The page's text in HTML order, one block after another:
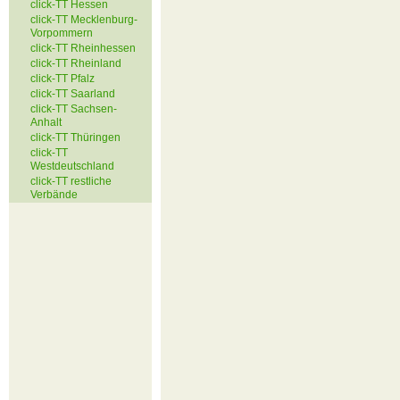
click-TT Hessen
click-TT Mecklenburg-
Vorpommern
click-TT Rheinhessen
click-TT Rheinland
click-TT Pfalz
click-TT Saarland
click-TT Sachsen-
Anhalt
click-TT Thüringen
click-TT
Westdeutschland
click-TT restliche
Verbände